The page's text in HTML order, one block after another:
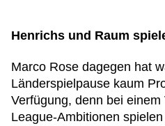
Henrichs und Raum
Marco Rose dagegen hat
Länderspielpause kaum
Verfügung, denn bei
League-Ambitionen